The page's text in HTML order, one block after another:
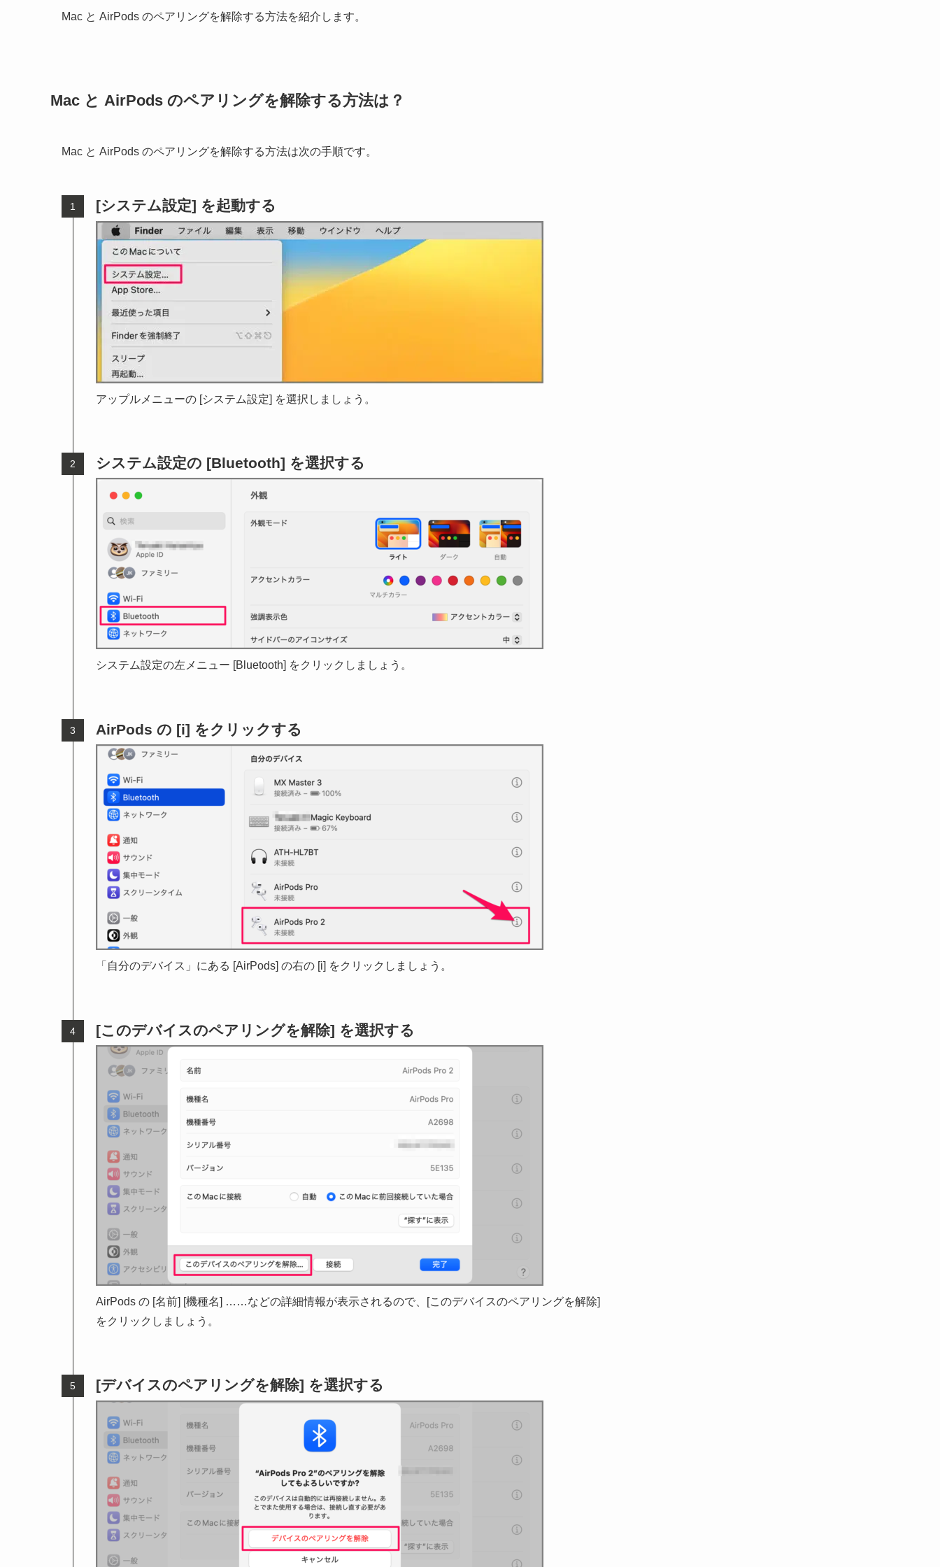
Mac と AirPods のペアリングを解除する方法を紹介します。
Mac と AirPods のペアリングを解除する方法は？
Mac と AirPods のペアリングを解除する方法は次の手順です。
[システム設定] を起動する
アップルメニューの [システム設定] を選択しましょう。
システム設定の [Bluetooth] を選択する
システム設定の左メニュー [Bluetooth] をクリックしましょう。
AirPods の [i] をクリックする
「自分のデバイス」にある [AirPods] の右の [i] をクリックしましょう。
[このデバイスのペアリングを解除] を選択する
AirPods の [名前] [機種名] ……などの詳細情報が表示されるので、[このデバイスのペアリングを解除]
をクリックしましょう。
[デバイスのペアリングを解除] を選択する